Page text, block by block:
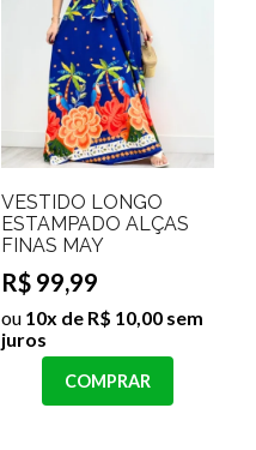
VESTIDO LONGO
ESTAMPADO ALÇAS
FINAS MAY
R$ 99,99
ou 10x de R$ 10,00 sem
juros
COMPRAR